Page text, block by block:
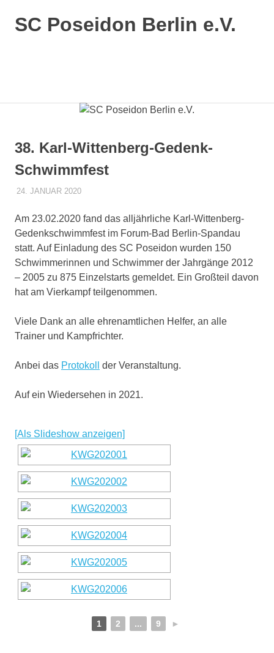
SC Poseidon Berlin e.V.
38. Karl-Wittenberg-Gedenk-
Schwimmfest
24. JANUAR 2020POSEIDONADMIN
KWG
Am 23.02.2020 fand das alljährliche Karl-Wittenberg-
Gedenkschwimmfest im Forum-Bad Berlin-Spandau
statt. Auf Einladung des SC Poseidon wurden 150
Schwimmerinnen und Schwimmer der Jahrgänge 2012
– 2005 zu 875 Einzelstarts gemeldet. Ein Großteil davon
hat am Vierkampf teilgenommen.
Viele Dank an alle ehrenamtlichen Helfer, an alle
Trainer und Kampfrichter.
Anbei das Protokoll der Veranstaltung.
Auf ein Wiedersehen in 2021.
[Als Slideshow anzeigen]
1 2 ... 9 ►